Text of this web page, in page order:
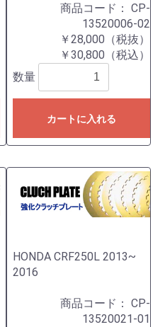
商品コード： CP-
13520006-02
￥28,000（税抜）
￥30,800（税込）
数量
カートに入れる
HONDA CRF250L 2013~
2016
商品コード： CP-
13520021-01